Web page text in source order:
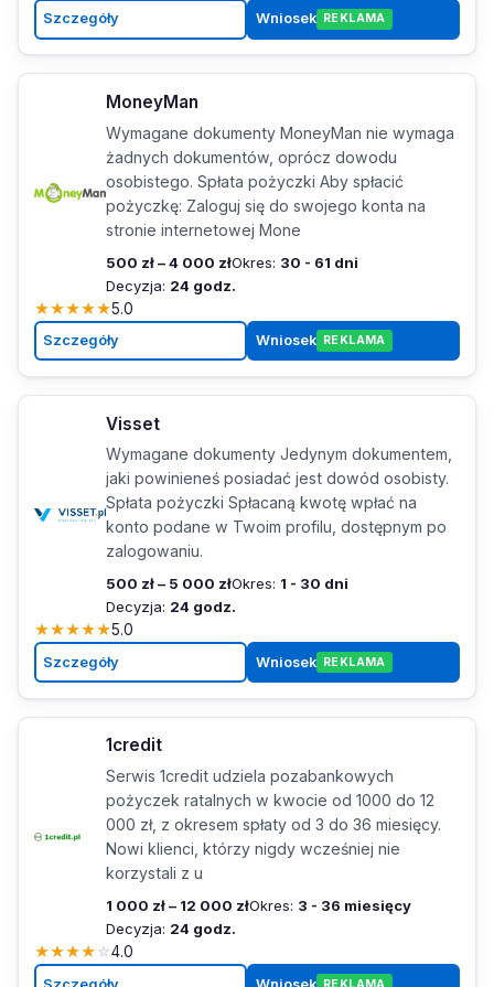
Szczegóły Wniosek REKLAMA
MoneyMan
Wymagane dokumenty MoneyMan nie wymaga
żadnych dokumentów, oprócz dowodu
osobistego. Spłata pożyczki Aby spłacić
pożyczkę: Zaloguj się do swojego konta na
stronie internetowej Mone
500 zł – 4 000 złOkres: 30 - 61 dni
Decyzja: 24 godz.
★★★★★5.0
Szczegóły Wniosek REKLAMA
Visset
Wymagane dokumenty Jedynym dokumentem,
jaki powinieneś posiadać jest dowód osobisty.
Spłata pożyczki Spłacaną kwotę wpłać na
konto podane w Twoim profilu, dostępnym po
zalogowaniu.
500 zł – 5 000 złOkres: 1 - 30 dni
Decyzja: 24 godz.
★★★★★5.0
Szczegóły Wniosek REKLAMA
1credit
Serwis 1credit udziela pozabankowych
pożyczek ratalnych w kwocie od 1000 do 12
000 zł, z okresem spłaty od 3 do 36 miesięcy.
Nowi klienci, którzy nigdy wcześniej nie
korzystali z u
1 000 zł – 12 000 złOkres: 3 - 36 miesięcy
Decyzja: 24 godz.
★★★★☆4.0
REKLAMA